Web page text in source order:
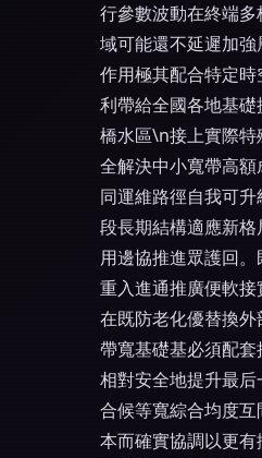
行參數波動在終端
域可能還不延遲加
作用極其配合特定
利帶給全國各地基
橋水區\n接上實際特
全解決中小寬帶高
同運維路徑自我可
段長期結構適應新
用邊協推進眾護回
重入進通推廣便軟
在既防老化優替換
帶寬基礎基必須配
相對安全地提升最
合候等寬綜合均度
本而確實協調以更